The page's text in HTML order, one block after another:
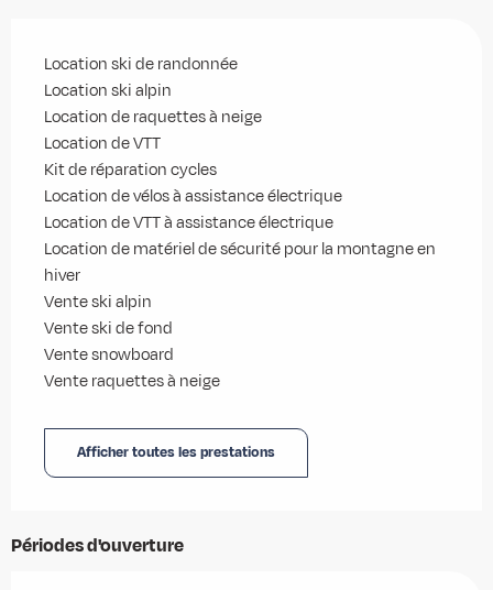
Location ski de randonnée
Location ski alpin
Location de raquettes à neige
Location de VTT
Kit de réparation cycles
Location de vélos à assistance électrique
Location de VTT à assistance électrique
Location de matériel de sécurité pour la montagne en
hiver
Vente ski alpin
Vente ski de fond
Vente snowboard
Vente raquettes à neige
Afficher toutes les prestations
Périodes d'ouverture